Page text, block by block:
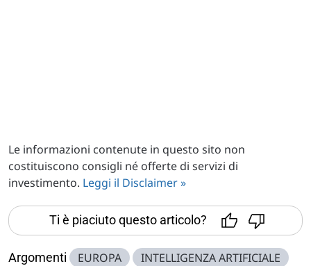
Le informazioni contenute in questo sito non
costituiscono consigli né offerte di servizi di
investimento. Leggi il Disclaimer »
Ti è piaciuto questo articolo?
Argomenti EUROPA
INTELLIGENZA ARTIFICIALE